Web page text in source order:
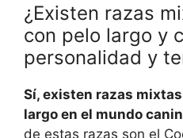
¿Existen razas
con pelo largo y
personalidad y
Sí, existen razas
largo en el mundo
de estas razas son el